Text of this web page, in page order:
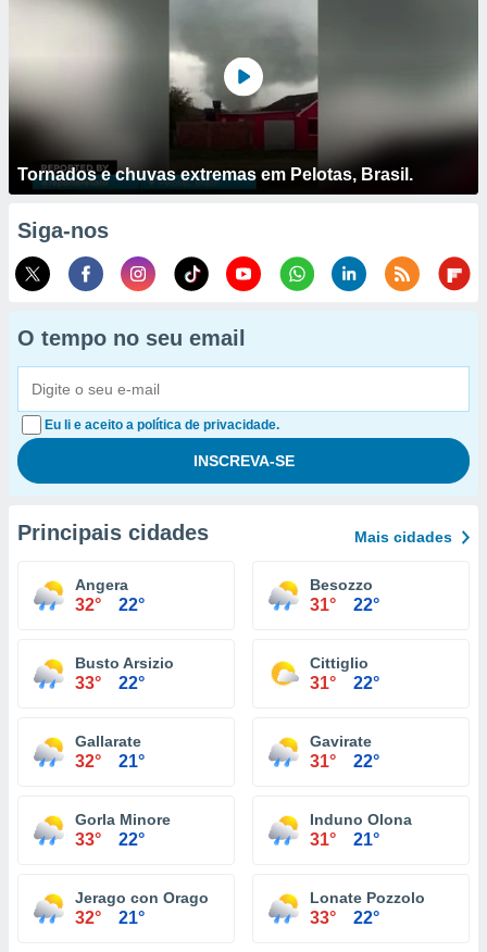
Tornados e chuvas extremas em Pelotas, Brasil.
Siga-nos
O tempo no seu email
Eu li e aceito a política de privacidade.
Principais cidades Mais cidades
Angera
32° 22°
Besozzo
31° 22°
Busto Arsizio
33° 22°
Cittiglio
31° 22°
Gallarate
32° 21°
Gavirate
31° 22°
Gorla Minore
33° 22°
Induno Olona
31° 21°
Jerago con Orago
32° 21°
Lonate Pozzolo
33° 22°